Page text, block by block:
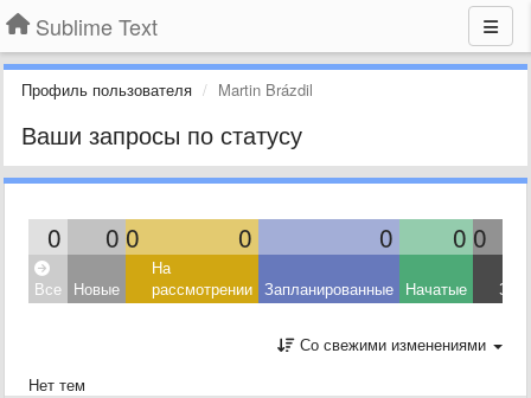
Sublime Text
Профиль пользователя Martin Brázdil
Ваши запросы по статусу
0 0 0 0 0 0 0
Все Новые
На
рассмотрении Запланированные Начатые
Со свежими изменениями
Нет тем